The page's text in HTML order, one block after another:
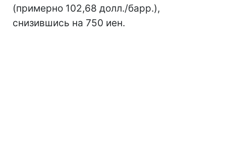
(примерно 102,68 долл./барр.),
снизившись на 750 иен.